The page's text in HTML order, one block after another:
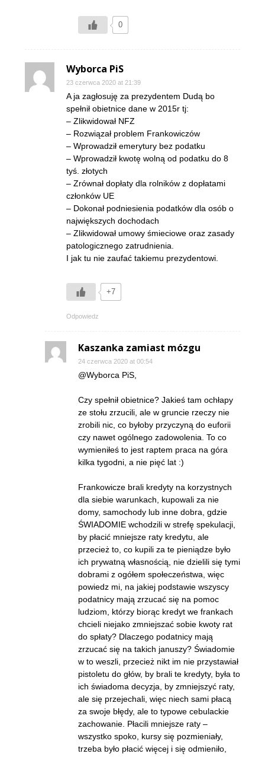
0
Wyborca PiS
23 czerwca 2020 at 21:39
A ja zagłosuję za prezydentem Dudą bo
spełnił obietnice dane w 2015r tj:
– Zlikwidował NFZ
– Rozwiązał problem Frankowiczów
– Wprowadził emerytury bez podatku
– Wprowadził kwotę wolną od podatku do 8
tyś. złotych
– Zrównał dopłaty dla rolników z dopłatami
członków UE
– Dokonał podniesienia podatków dla osób o
największych dochodach
– Zlikwidował umowy śmieciowe oraz zasady
patologicznego zatrudnienia.
I jak tu nie zaufać takiemu prezydentowi.
+7
Odpowiedz
Kaszanka zamiast mózgu
24 czerwca 2020 at 00:54
@Wyborca PiS,
Czy spełnił obietnice? Jakieś tam ochłapy
ze stołu zrzucili, ale w gruncie rzeczy nie
zrobili nic, co byłoby przyczyną do euforii
czy nawet ogólnego zadowolenia. To co
wymieniłeś to jest raptem praca na góra
kilka tygodni, a nie pięć lat :)
Frankowicze brali kredyty na korzystnych
dla siebie warunkach, kupowali za nie
domy, samochody lub inne dobra, gdzie
ŚWIADOMIE wchodzili w strefę spekulacji,
by płacić mniejsze raty kredytu, ale
przecież to, co kupili za te pieniądze było
ich prywatną własnością, nie dzielili się tymi
dobrami z ogółem społeczeństwa, więc
powiedz mi, na jakiej podstawie wszyscy
podatnicy mają zrzucać się na pomoc
ludziom, którzy biorąc kredyt we frankach
chcieli niejako zmniejszać sobie kwoty rat
do spłaty? Dlaczego podatnicy mają
zrzucać się na takich januszy? Świadomie
w to weszli, przecież nikt im nie przystawiał
pistoletu do głów, by brali te kredyty, była to
ich świadoma decyzja, by zmniejszyć raty,
ale się przejechali, więc niech sami płacą
za swoje błędy, ale to typowe cebulackie
zachowanie. Płacili mniejsze raty –
wszystko spoko, kursy się pozmieniały,
trzeba było płacić więcej i się odmieniło,